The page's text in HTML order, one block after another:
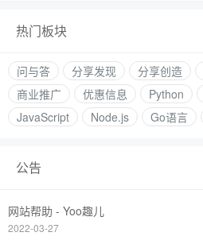
热门板块
问与答 分享发现 分享创造
商业推广
优惠信息 Python
JavaScript
Node.js Go语言
公告
网站帮助 - Yoo趣儿
2022-03-27